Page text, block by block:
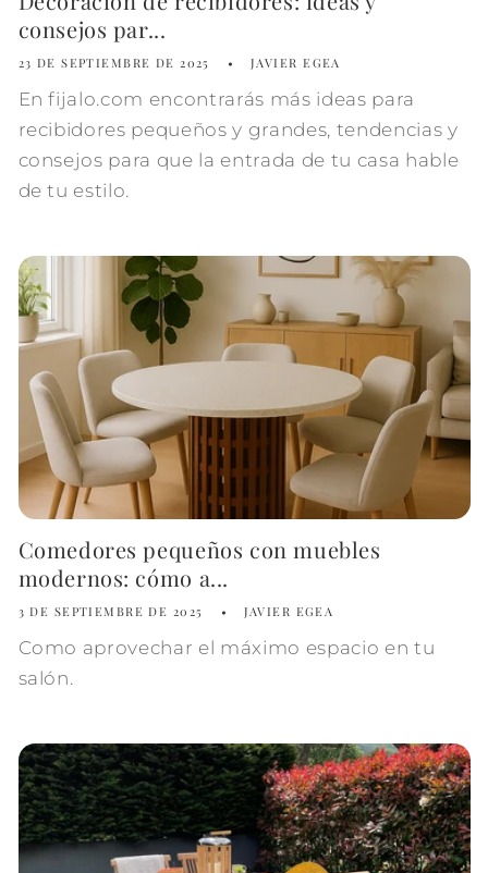
consejos par...
23 DE SEPTIEMBRE DE 2025 JAVIER EGEA
En fijalo.com encontrarás más ideas para
recibidores pequeños y grandes, tendencias y
consejos para que la entrada de tu casa hable
de tu estilo.
Comedores pequeños con muebles
modernos: cómo a...
3 DE SEPTIEMBRE DE 2025 JAVIER EGEA
Como aprovechar el máximo espacio en tu
salón.